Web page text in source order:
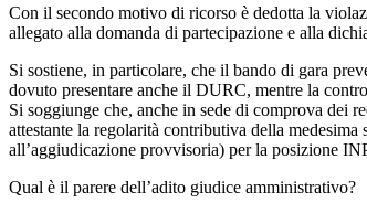
Con il secondo motivo di ricorso è dedotta la
allegato alla domanda di partecipazione e alla
Si sostiene, in particolare, che il bando di gara
dovuto presentare anche il DURC, mentre la
Si soggiunge che, anche in sede di comprova dei
attestante la regolarità contributiva della
all’aggiudicazione provvisoria) per la posizione
Qual è il parere dell’adito giudice amministrativo?